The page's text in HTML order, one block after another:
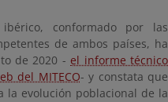
conformado por las
de ambos países, ha
de 2020 - el informe técnico
del MITECO- y constata que
la evolución poblacional de la